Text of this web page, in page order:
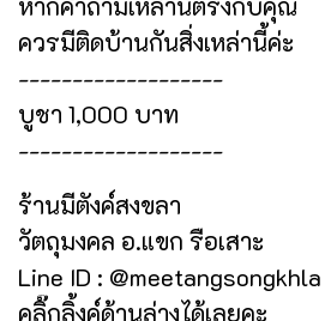
ควรมีติดบ้านกันสิ่งเหล่านี้ค่ะ
-------------------
บูชา 1,000 บาท
-------------------
ร้านมีตังค์สงขลา
วัตถุมงคล อ.แขก รือเสาะ
Line ID : @meetangsongkhla
คลิ๊กลิ้งค์ด้านล่างได้เลยคะ